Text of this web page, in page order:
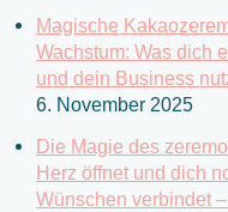
Magische
Wachstum: Was dich
und dein Business
6. November 2025
Die Magie des
Herz öffnet und dich
Wünschen verbindet